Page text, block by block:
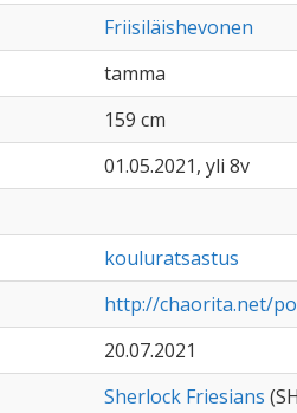
Friisiläishevonen
tamma
159 cm
01.05.2021, yli 8v
kouluratsastus
http://chaorita.net/
20.07.2021
Sherlock Friesians